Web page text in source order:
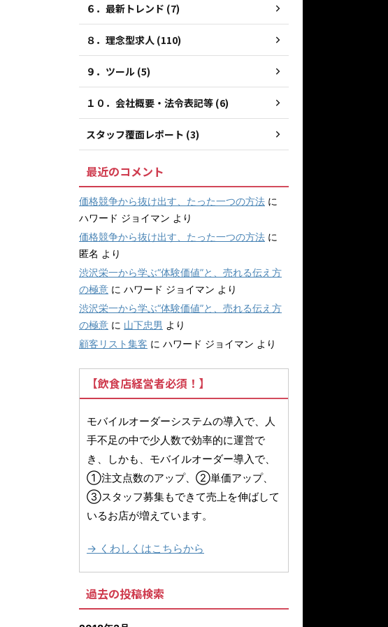
６．最新トレンド (7)
８．理念型求人 (110)
９．ツール (5)
１０．会社概要・法令表記等 (6)
スタッフ覆面レポート (3)
最近のコメント
価格競争から抜け出す、たった一つの方法 に
ハワード ジョイマン より
価格競争から抜け出す、たった一つの方法 に
匿名 より
渋沢栄一から学ぶ“体験価値”と、売れる伝え方
の極意 に ハワード ジョイマン より
渋沢栄一から学ぶ“体験価値”と、売れる伝え方
の極意 に 山下忠男 より
顧客リスト集客 に ハワード ジョイマン より
【飲食店経営者必須！】
モバイルオーダーシステムの導入で、人
手不足の中で少人数で効率的に運営で
き、しかも、モバイルオーダー導入で、
①注文点数のアップ、②単価アップ、
③スタッフ募集もできて売上を伸ばして
いるお店が増えています。
→ くわしくはこちらから
過去の投稿検索